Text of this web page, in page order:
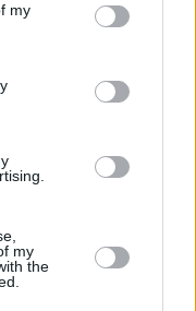
my
my
the
αναπήρους με
ανάγονται
δήλωση στα έτη
από